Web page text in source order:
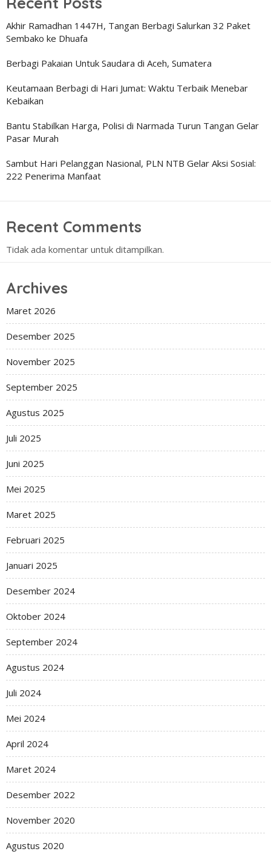
Akhir Ramadhan 1447H, Tangan Berbagi Salurkan 32 Paket
Sembako ke Dhuafa
Berbagi Pakaian Untuk Saudara di Aceh, Sumatera
Keutamaan Berbagi di Hari Jumat: Waktu Terbaik Menebar
Kebaikan
Bantu Stabilkan Harga, Polisi di Narmada Turun Tangan Gelar
Pasar Murah
Sambut Hari Pelanggan Nasional, PLN NTB Gelar Aksi Sosial:
222 Penerima Manfaat
Recent Comments
Tidak ada komentar untuk ditampilkan.
Archives
Maret 2026
Desember 2025
November 2025
September 2025
Agustus 2025
Juli 2025
Juni 2025
Mei 2025
Maret 2025
Februari 2025
Januari 2025
Desember 2024
Oktober 2024
September 2024
Agustus 2024
Juli 2024
Mei 2024
April 2024
Maret 2024
Desember 2022
November 2020
Agustus 2020